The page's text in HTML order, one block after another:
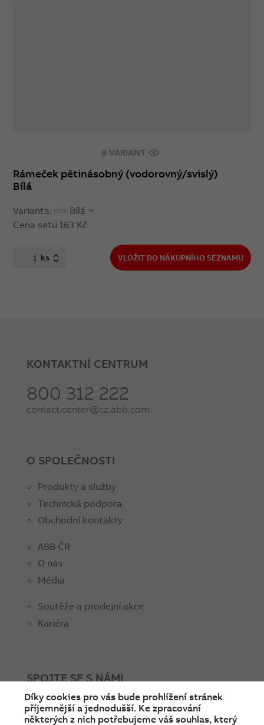
8 VARIANT
Rámeček pětinásobný (vodorovný/svislý)
Bílá
Varianta:
Bílá
Cena setu 163 Kč
ks VLOŽIT DO NÁKUPNÍHO SEZNAMU
KONTAKTNÍ CENTRUM
800 312 222
contact.center@cz.abb.com
O SPOLEČNOSTI
Produkty a služby
Technická podpora
Obchodní kontakty
ABB ČR
O nás
Média
Soutěže a prodejní akce
Kariéra
SPOJTE SE S NÁMI
facebookinstagramLinkedintwitteryoutube
Díky cookies pro vás bude prohlížení stránek
příjemnější a jednodušší. Ke zpracování
některých z nich potřebujeme váš souhlas, který